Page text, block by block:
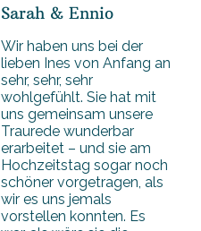
Sarah & Ennio
Wir haben uns bei der
lieben Ines von Anfang an
sehr, sehr, sehr
wohlgefühlt. Sie hat mit
uns gemeinsam unsere
Traurede wunderbar
erarbeitet – und sie am
Hochzeitstag sogar noch
schöner vorgetragen, als
wir es uns jemals
vorstellen konnten. Es